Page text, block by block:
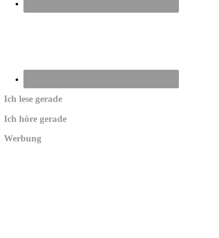
Ich lese gerade
Ich höre gerade
Werbung